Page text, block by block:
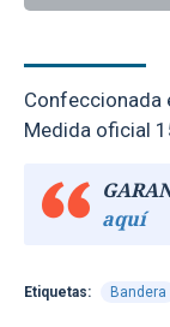
Confeccionada
Medida oficial
aquí
Etiquetas: Bandera